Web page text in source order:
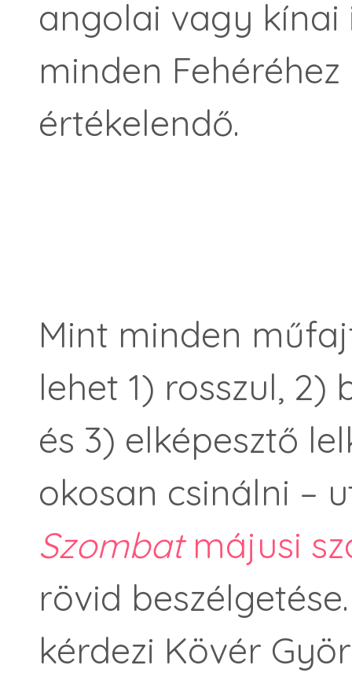
angolai vagy
minden
értékelendő.
Mint minden
lehet 1) rosszul,
és 3) elképesztő
okosan csinálni –
Szombatmájusi
rövid
kérdezi Kövér